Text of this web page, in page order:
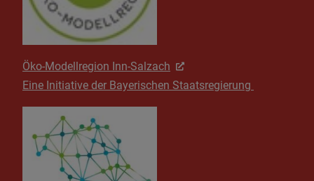
Öko-Modellregion Inn-Salzach
Eine Initiative der Bayerischen Staatsregierung